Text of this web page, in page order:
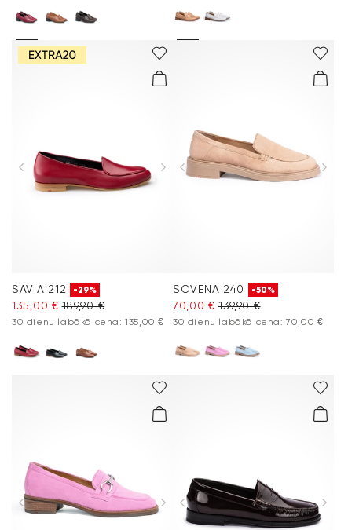
SAVIA 212 -29%
135,00 € 189,90 €
30 dienu labākā cena: 135,00 €
SOVENA 240 -50%
70,00 € 139,90 €
30 dienu labākā cena: 70,00 €